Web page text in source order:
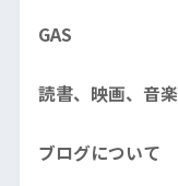
GAS
読書、映画、音楽
ブログについて